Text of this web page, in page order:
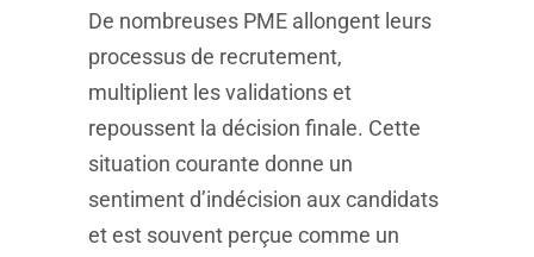
De nombreuses PME allongent leurs
processus de recrutement,
multiplient les validations et
repoussent la décision finale. Cette
situation courante donne un
sentiment d’indécision aux candidats
et est souvent perçue comme un